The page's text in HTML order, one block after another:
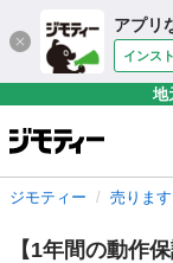
アプリ
インス
地
ジモティー 売りま
【1年間の動作